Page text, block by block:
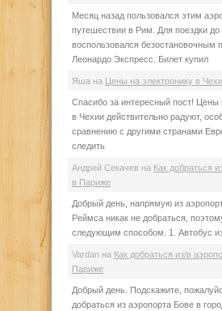
Месяц назад пользовался этим
путешествии в Рим. Для поездки до
воспользовался безостановочным
Леонардо Экспресс. Билет купил
Яша на Цены на электронику в
Спасибо за интересный пост! Цены
в Чехии действительно радуют,
сравнению с другими странами
следить
Андрей Секачев на Как добраться
в Париже
Добрый день, напрямую из
Реймса никак не добраться,
следующим способом. 1. Автобус
Vardan на Как добраться из/в
Париже
Добрый день. Подскажите,
добраться из аэропорта Бове в